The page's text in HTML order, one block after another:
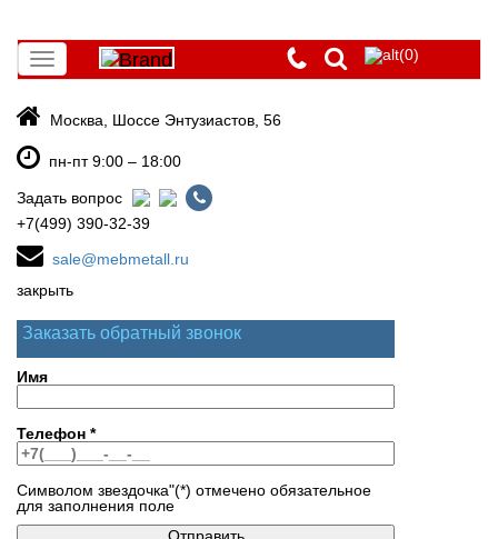
Toggle
navigation
(0)
Москва, Шоссе Энтузиастов, 56
пн-пт 9:00 – 18:00
Задать вопрос
+7(499) 390-32-39
sale@mebmetall.ru
закрыть
Заказать обратный звонок
Имя
Телефон *
Символом звездочка"(*) отмечено обязательное
для заполнения поле